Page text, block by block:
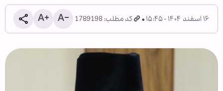
۱۶ اسفند ۱۴۰۴ - ۱۵:۴۵ کد مطلب: 1789198